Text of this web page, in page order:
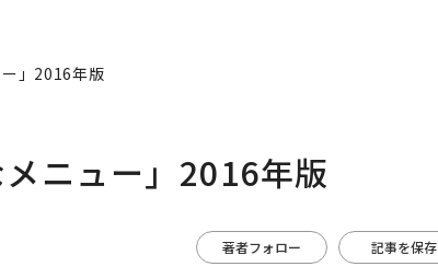
ー」2016年版
メニュー」2016年版
著者フォロー 記事を保存